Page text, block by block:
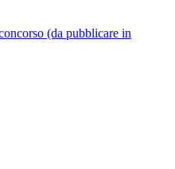
(da pubblicare in